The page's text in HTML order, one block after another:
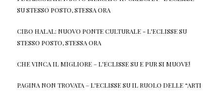
SUSTESSO POSTO, STESSA ORA
CIBO HALAL: NUOVO PONTE CULTURALE - L'ECLISSESU
STESSO POSTO, STESSA ORA
CHE VINCA IL MIGLIORE – L'ECLISSESU E PUR SI MUOVE!
PAGINA NON TROVATA – L'ECLISSESU IL RUOLO DELLE “ARTI